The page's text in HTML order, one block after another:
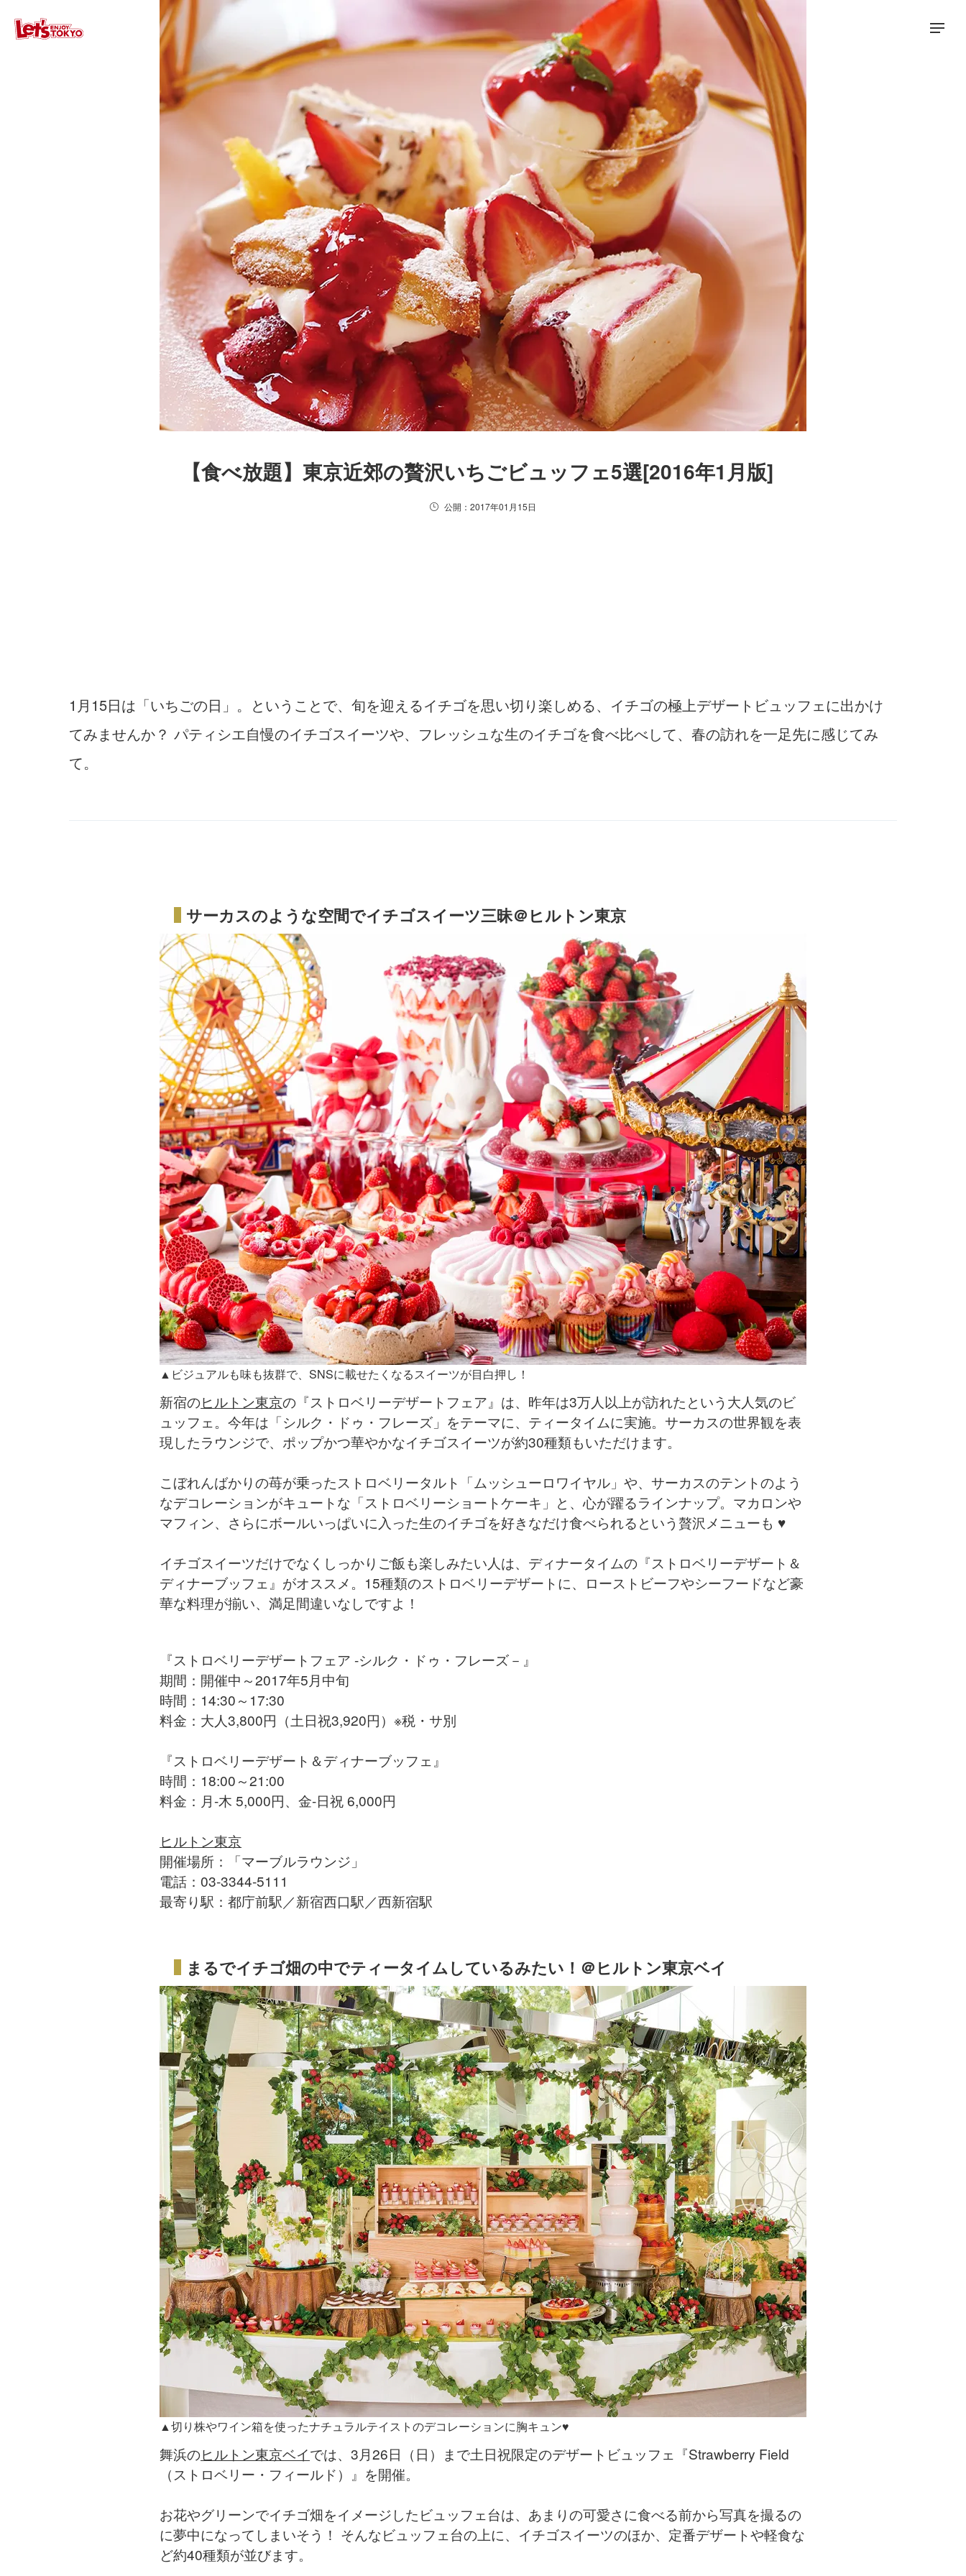
【食べ放題】東京近郊の贅沢いちごビュッフェ5選[2016年1月版]
公開：2017年01月15日
1月15日は「いちごの日」。ということで、旬を迎えるイチゴを思い切り楽しめる、イチゴの極上デザートビュッフェに出かけ
てみませんか？ パティシエ自慢のイチゴスイーツや、フレッシュな生のイチゴを食べ比べして、春の訪れを一足先に感じてみ
て。
サーカスのような空間でイチゴスイーツ三昧＠ヒルトン東京
▲ビジュアルも味も抜群で、SNSに載せたくなるスイーツが目白押し！
新宿のヒルトン東京の『ストロベリーデザートフェア』は、昨年は3万人以上が訪れたという大人気のビ
ュッフェ。今年は「シルク・ドゥ・フレーズ」をテーマに、ティータイムに実施。サーカスの世界観を表
現したラウンジで、ポップかつ華やかなイチゴスイーツが約30種類もいただけます。
こぼれんばかりの苺が乗ったストロベリータルト「ムッシューロワイヤル」や、サーカスのテントのよう
なデコレーションがキュートな「ストロベリーショートケーキ」と、心が躍るラインナップ。マカロンや
マフィン、さらにボールいっぱいに入った生のイチゴを好きなだけ食べられるという贅沢メニューも ♥
イチゴスイーツだけでなくしっかりご飯も楽しみたい人は、ディナータイムの『ストロベリーデザート＆
ディナーブッフェ』がオススメ。15種類のストロベリーデザートに、ローストビーフやシーフードなど豪
華な料理が揃い、満足間違いなしですよ！
『ストロベリーデザートフェア -シルク・ドゥ・フレーズ－』
期間：開催中～2017年5月中旬
時間：14:30～17:30
料金：大人3,800円（土日祝3,920円）※税・サ別
『ストロベリーデザート＆ディナーブッフェ』
時間：18:00～21:00
料金：月-木 5,000円、金-日祝 6,000円
ヒルトン東京
開催場所：「マーブルラウンジ」
電話：03-3344-5111
最寄り駅：都庁前駅／新宿西口駅／西新宿駅
まるでイチゴ畑の中でティータイムしているみたい！＠ヒルトン東京ベイ
▲切り株やワイン箱を使ったナチュラルテイストのデコレーションに胸キュン♥
舞浜のヒルトン東京ベイでは、3月26日（日）まで土日祝限定のデザートビュッフェ『Strawberry Field
（ストロベリー・フィールド）』を開催。
お花やグリーンでイチゴ畑をイメージしたビュッフェ台は、あまりの可愛さに食べる前から写真を撮るの
に夢中になってしまいそう！ そんなビュッフェ台の上に、イチゴスイーツのほか、定番デザートや軽食な
ど約40種類が並びます。